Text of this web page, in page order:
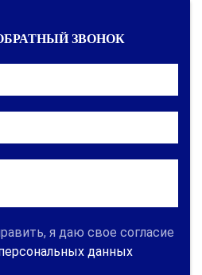
ЗВОНОК
я даю свое согласие
данных